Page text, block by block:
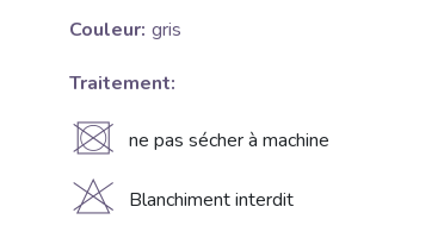
Couleur: gris
Traitement:
U ne pas sécher à machine
H Blanchiment interdit